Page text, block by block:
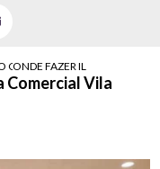
COMERCIAL COM LED
ONDE FAZER ILUMINACAO
Comercial Vila